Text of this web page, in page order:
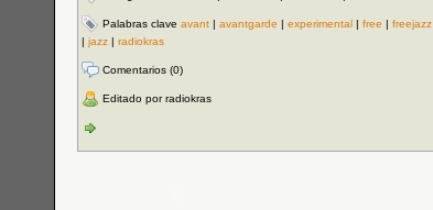
Palabras clave avant | avantgarde | experimental | free | freejazz
| jazz | radiokras
Comentarios (0)
Editado por radiokras